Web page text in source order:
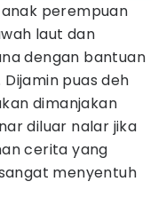
perempuan
laut dan
dengan bantuan
puas deh
dimanjakan
diluar nalar jika
cerita yang
menyentuh